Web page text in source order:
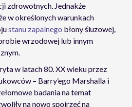
zdrowotnych. Jednakże
w określonych warunkach
stanu zapalnego błony śluzowej,
wrzodowej lub innym
w latach 80. XX wieku przez
– Barry’ego Marshalla i
badania na temat
na nowo spojrzeć na